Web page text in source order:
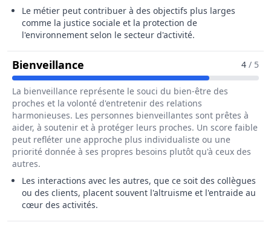
Le métier peut contribuer à des objectifs plus larges
comme la justice sociale et la protection de
l'environnement selon le secteur d'activité.
Bienveillance 4 / 5
La bienveillance représente le souci du bien-être des
proches et la volonté d'entretenir des relations
harmonieuses. Les personnes bienveillantes sont prêtes à
aider, à soutenir et à protéger leurs proches. Un score faible
peut refléter une approche plus individualiste ou une
priorité donnée à ses propres besoins plutôt qu'à ceux des
autres.
Les interactions avec les autres, que ce soit des collègues
ou des clients, placent souvent l'altruisme et l'entraide au
cœur des activités.